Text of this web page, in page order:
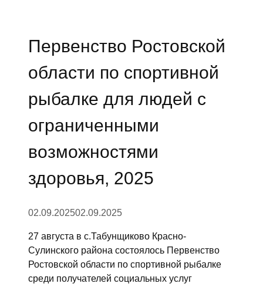
Первенство Ростовской
области по спортивной
рыбалке для людей с
ограниченными
возможностями
здоровья, 2025
02.09.202502.09.2025
27 августа в с.Табунщиково Красно-
Сулинского района состоялось Первенство
Ростовской области по спортивной рыбалке
среди получателей социальных услуг